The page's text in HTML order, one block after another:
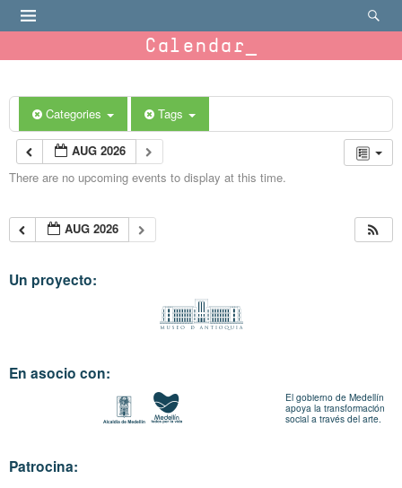
Calendar
Categories Tags
AUG 2026
There are no upcoming events to display at this time.
AUG 2026
Un proyecto:
En asocio con:
El gobierno de Medellín
apoya la transformación
social a través del arte.
Patrocina: